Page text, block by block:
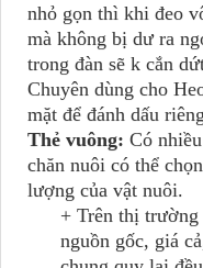
nhỏ gọn thì khi đeo
mà không bị dư ra
trong đàn sẽ k cắn
Chuyên dùng cho
mặt để đánh dấu
Thẻ vuông: Có
chăn nuôi có thể
lượng của vật nuôi.
+ Trên thị
nguồn gốc, giá